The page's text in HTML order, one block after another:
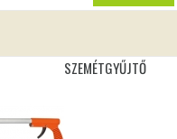
SZEMÉTGYŰJTŐ